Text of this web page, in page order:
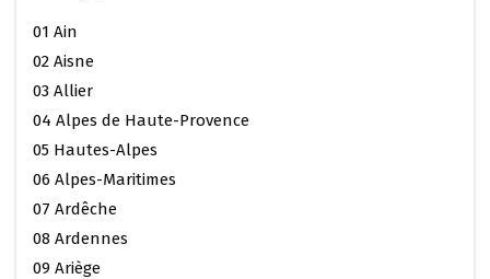
01 Ain
02 Aisne
03 Allier
04 Alpes de Haute-Provence
05 Hautes-Alpes
06 Alpes-Maritimes
07 Ardêche
08 Ardennes
09 Ariège